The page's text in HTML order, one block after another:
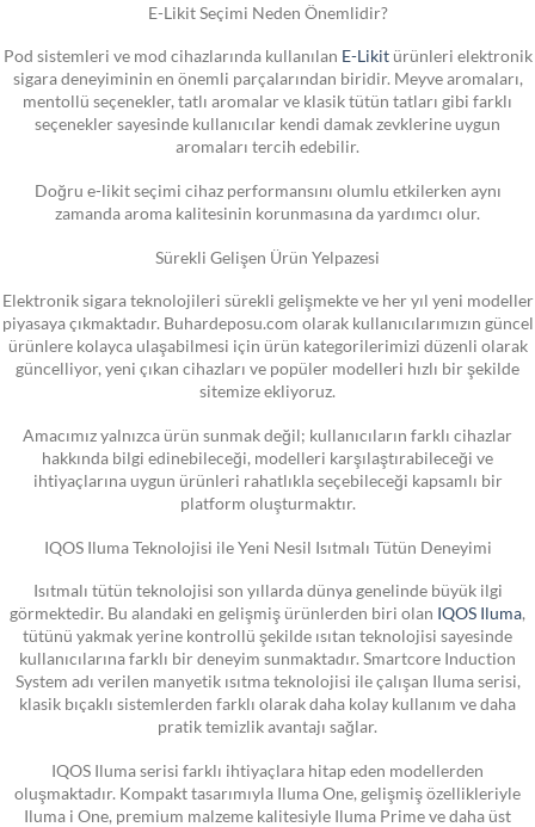
E-Likit Seçimi Neden Önemlidir?
Pod sistemleri ve mod cihazlarında kullanılan E-Likitürünleri elektronik
sigara deneyiminin en önemli parçalarından biridir. Meyve aromaları,
mentollü seçenekler, tatlı aromalar ve klasik tütün tatları gibi farklı
seçenekler sayesinde kullanıcılar kendi damak zevklerine uygun
aromaları tercih edebilir.
Doğru e-likit seçimi cihaz performansını olumlu etkilerken aynı
zamanda aroma kalitesinin korunmasına da yardımcı olur.
Sürekli Gelişen Ürün Yelpazesi
Elektronik sigara teknolojileri sürekli gelişmekte ve her yıl yeni modeller
piyasaya çıkmaktadır. Buhardeposu.com olarak kullanıcılarımızın güncel
ürünlere kolayca ulaşabilmesi için ürün kategorilerimizi düzenli olarak
güncelliyor, yeni çıkan cihazları ve popüler modelleri hızlı bir şekilde
sitemize ekliyoruz.
Amacımız yalnızca ürün sunmak değil; kullanıcıların farklı cihazlar
hakkında bilgi edinebileceği, modelleri karşılaştırabileceği ve
ihtiyaçlarına uygun ürünleri rahatlıkla seçebileceği kapsamlı bir
platform oluşturmaktır.
IQOS Iluma Teknolojisi ile Yeni Nesil Isıtmalı Tütün Deneyimi
Isıtmalı tütün teknolojisi son yıllarda dünya genelinde büyük ilgi
görmektedir. Bu alandaki en gelişmiş ürünlerden biri olan IQOS Iluma,
tütünü yakmak yerine kontrollü şekilde ısıtan teknolojisi sayesinde
kullanıcılarına farklı bir deneyim sunmaktadır. Smartcore Induction
System adı verilen manyetik ısıtma teknolojisi ile çalışan Iluma serisi,
klasik bıçaklı sistemlerden farklı olarak daha kolay kullanım ve daha
pratik temizlik avantajı sağlar.
IQOS Iluma serisi farklı ihtiyaçlara hitap eden modellerden
oluşmaktadır. Kompakt tasarımıyla Iluma One, gelişmiş özellikleriyle
Iluma i One, premium malzeme kalitesiyle Iluma Prime ve daha üst